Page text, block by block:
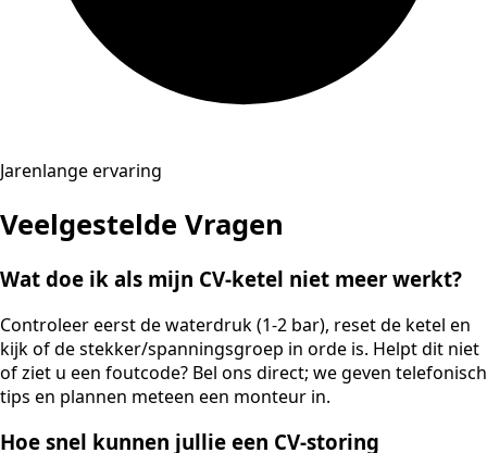
Jarenlange ervaring
Veelgestelde Vragen
Wat doe ik als mijn CV-ketel niet meer werkt?
Controleer eerst de waterdruk (1-2 bar), reset de ketel en
kijk of de stekker/spanningsgroep in orde is. Helpt dit niet
of ziet u een foutcode? Bel ons direct; we geven telefonisch
tips en plannen meteen een monteur in.
Hoe snel kunnen jullie een CV-storing